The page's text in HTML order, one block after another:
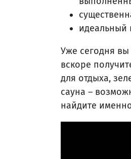
идеальный
Уже сегодня
вскоре
для отдыха,
сауна –
найдите